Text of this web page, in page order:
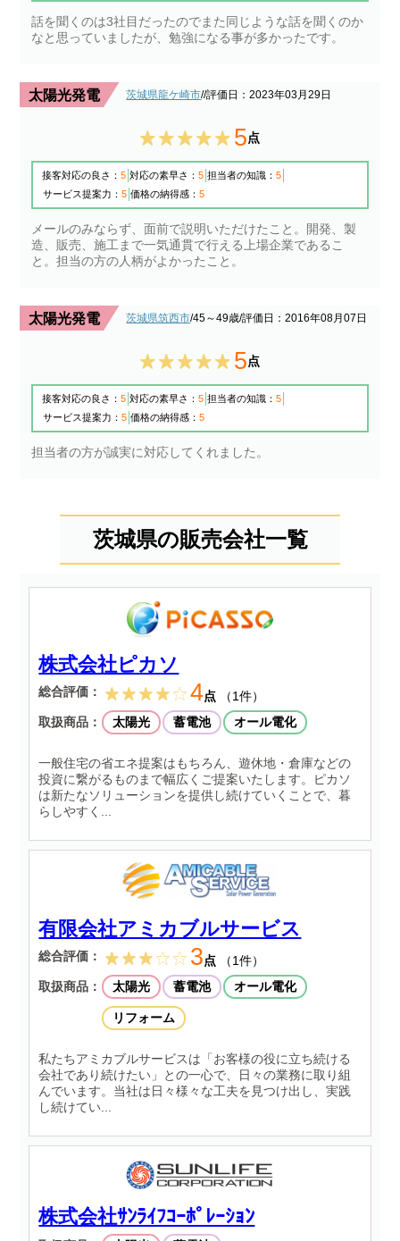
話を聞くのは3社目だったのでまた同じような話を聞くのか
なと思っていましたが、勉強になる事が多かったです。
太陽光発電 茨城県龍ケ崎市//評価日：2023年03月29日
5点
接客対応の良さ：5 対応の素早さ：5 担当者の知識：5
サービス提案力：5 価格の納得感：5
メールのみならず、面前で説明いただけたこと。開発、製
造、販売、施工まで一気通貫で行える上場企業であるこ
と。担当の方の人柄がよかったこと。
太陽光発電 茨城県筑西市/45～49歳/評価日：2016年08月07日
5点
接客対応の良さ：5 対応の素早さ：5 担当者の知識：5
サービス提案力：5 価格の納得感：5
担当者の方が誠実に対応してくれました。
茨城県の販売会社一覧
株式会社ピカソ
総合評価： 4点
（1件）
取扱商品：
太陽光 蓄電池 オール電化
一般住宅の省エネ提案はもちろん、遊休地・倉庫などの
投資に繋がるものまで幅広くご提案いたします。ピカソ
は新たなソリューションを提供し続けていくことで、暮
らしやすく...
有限会社アミカブルサービス
総合評価： 3点
（1件）
取扱商品：
太陽光 蓄電池 オール電化
リフォーム
私たちアミカブルサービスは「お客様の役に立ち続ける
会社であり続けたい」との一心で、日々の業務に取り組
んでいます。当社は日々様々な工夫を見つけ出し、実践
し続けてい...
株式会社ｻﾝﾗｲﾌｺｰﾎﾟﾚｰｼｮﾝ